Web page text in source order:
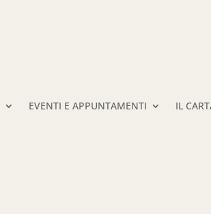
EVENTI E APPUNTAMENTI IL